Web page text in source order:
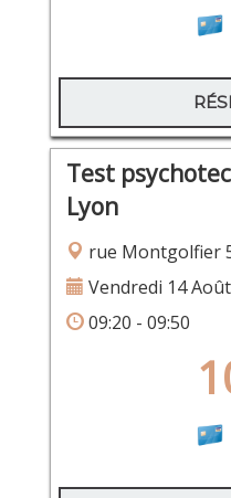
Test
Lyon
rue Montgolfier
Vendredi 14
09:20 - 09:50